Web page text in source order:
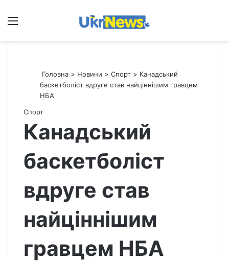
Меню
Головна > Новини > Спорт > Канадський
баскетболіст вдруге став найціннішим гравцем
НБА
Спорт
Канадський
баскетболіст
вдруге став
найціннішим
гравцем НБА